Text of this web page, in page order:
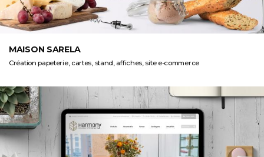
MAISON SARELA
Création papeterie, cartes, stand, affiches, site e-commerce